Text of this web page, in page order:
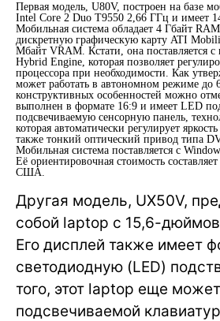
Первая модель, U80V, построен на базе
Intel Core 2 Duo T9550 2,66 ГГц и имеет
Мобильная система обладает 4 Гбайт
дискретную графическую карту ATI
Мбайт VRAM. Кстати, она поставляется
Hybrid Engine, которая позволяет
процессора при необходимости. Как
может работать в автономном режиме до
конструктивных особенностей можно
выполнен в формате 16:9 и имеет LED
подсвечиваемую сенсорную панель,
которая автоматически регулирует
также тонкий оптический привод типа
Мобильная система поставляется с
Её ориентировочная стоимость
США.
Другая модель, UX50V,
собой laptop с 15,6-
Его дисплей также имеет
светодиодную (LED)
того, этот laptop еще
подсвечиваемой